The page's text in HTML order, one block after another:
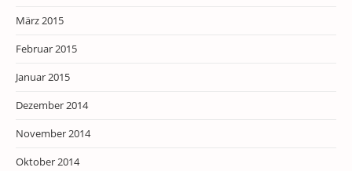
März 2015
Februar 2015
Januar 2015
Dezember 2014
November 2014
Oktober 2014